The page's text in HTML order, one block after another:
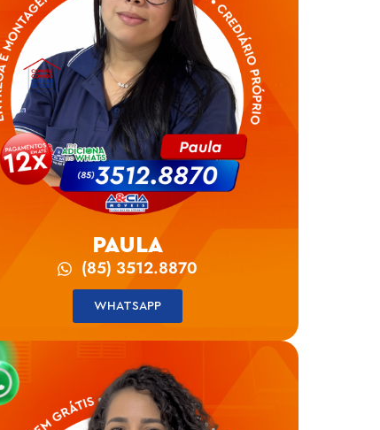
PAULA
(85) 3512.8870
WHATSAPP